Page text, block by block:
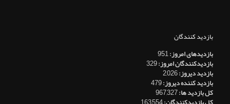
بازدید کنندگان
بازدیدهای امروز:951
بازدیدکنندگان امروز:329
بازدید دیروز:2,026
بازدید کننده دیروز:479
کل بازدید ها:967,327